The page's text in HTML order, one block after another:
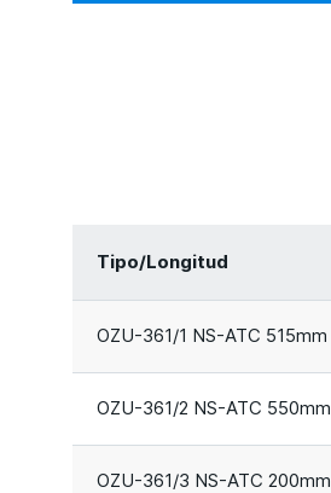
Tipo/Longitud
OZU-361/1 NS-ATC 515mm
OZU-361/2 NS-ATC
OZU-361/3 NS-ATC